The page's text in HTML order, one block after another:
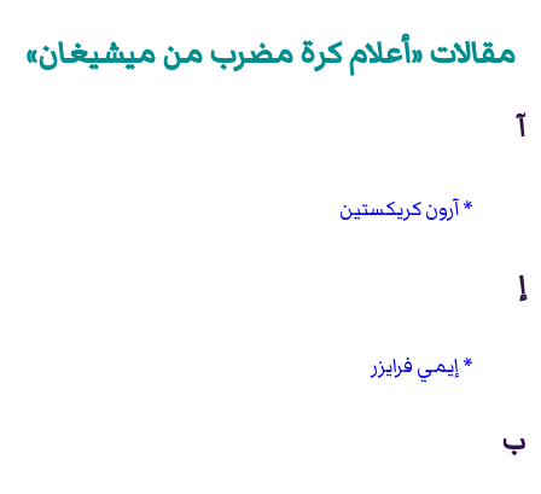
مقالات «أعلام كرة مضرب من ميشيغان»
آ
آرون كريكستين
إ
إيمي فرايزر
ب